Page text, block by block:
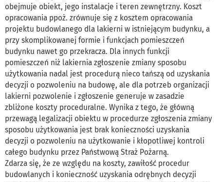
obejmuje obiekt, jego instalacje i teren zewnętrzny. Koszt
opracowania ppoż. zrównuje się z kosztem opracowania
projektu budowlanego dla lakierni w istniejącym budynku, a
przy skomplikowanej formie i funkcjach pomieszczeń
budynku nawet go przekracza. Dla innych funkcji
pomieszczeń niż lakiernia zgłoszenie zmiany sposobu
użytkowania nadal jest procedurą nieco tańszą od uzyskania
decyzji o pozwoleniu na budowę, ale dla potrzeb organizacji
lakierni pozwolenie i zgłoszenie generuje w zasadzie
zbliżone koszty proceduralne. Wynika z tego, że główną
przewagą legalizacji obiektu w procedurze zgłoszenia zmiany
sposobu użytkowania jest brak konieczności uzyskania
decyzji o pozwoleniu na użytkowanie i kłopotliwej kontroli
całego budynku przez Państwową Straż Pożarną.
Zdarza się, że ze względu na koszty, zawiłość procedur
budowlanych i konieczność uzyskania odrębnych decyzji